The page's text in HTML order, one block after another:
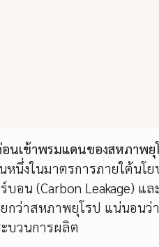
นเข้าพรมแดนของสหภาพยุ
หนึ่งในมาตรการภายใต้น
อน (Carbon Leakage)
กว่าสหภาพยุโรป แน่นอน
บวนการผลิต